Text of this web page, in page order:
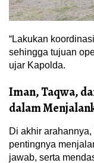
“Lakukan
sehingga tujuan
ujar Kapolda.
Iman, Taqwa,
dalam
Di akhir
pentingnya
jawab, serta